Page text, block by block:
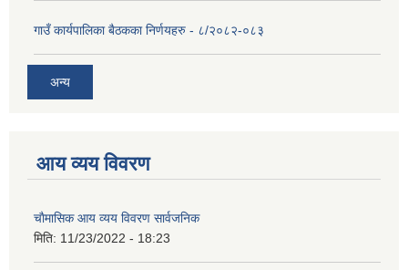
गाउँ कार्यपालिका बैठकका निर्णयहरु - ८/२०८२-०८३
अन्य
आय व्यय विवरण
चाैमासिक आय व्यय विवरण सार्वजनिक
मिति: 11/23/2022 - 18:23